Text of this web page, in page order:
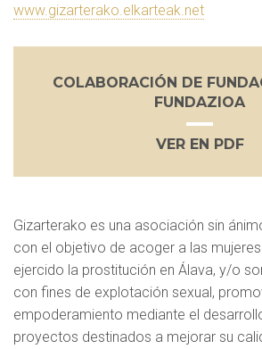
www.gizarterako.elkarteak.net
COLABORACIÓN DE
FUNDAZIOA
VER EN PDF
Gizarterako es una asociación sin
con el objetivo de acoger a las
ejercido la prostitución en Álava, y/o
con fines de explotación sexual,
empoderamiento mediante el
proyectos destinados a mejorar su